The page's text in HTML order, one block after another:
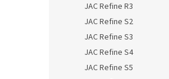
JAC Refine R3
JAC Refine S2
JAC Refine S3
JAC Refine S4
JAC Refine S5